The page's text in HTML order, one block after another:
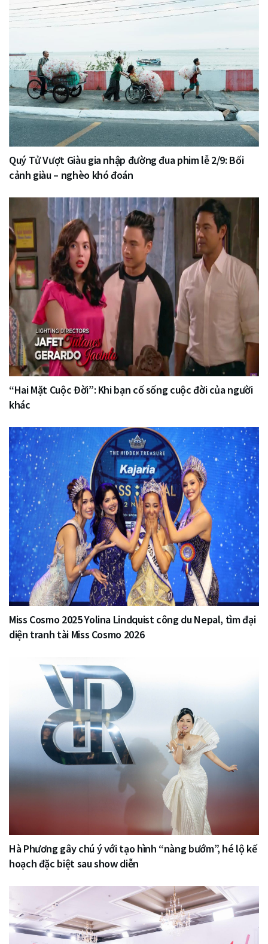
Quý Tử Vượt Giàu gia nhập đường đua phim lễ 2/9: Bối
cảnh giàu – nghèo khó đoán
“Hai Mặt Cuộc Đời”: Khi bạn cố sống cuộc đời của người
khác
Miss Cosmo 2025 Yolina Lindquist công du Nepal, tìm đại
diện tranh tài Miss Cosmo 2026
Hà Phương gây chú ý với tạo hình “nàng bướm”, hé lộ kế
hoạch đặc biệt sau show diễn